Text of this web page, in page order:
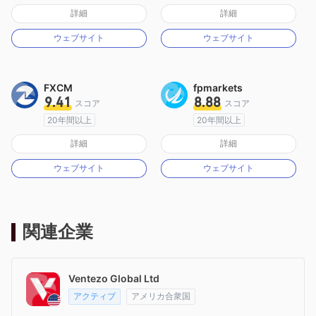
オーストラリア規制
マーケットメイキングライセンス（MM）
MT4フルライセンス
詳細
ウェブサイト
オーストラリア規制
マーケットメイキングライセンス（MM）
cTrader
詳細
ウェブサイト
FXCM
9.41 スコア
20年間以上
オーストラリア規制
マーケットメイキングライセンス（MM）
MT4フルライセンス
詳細
ウェブサイト
fpmarkets
8.88 スコア
20年間以上
オーストラリア規制
マーケットメイキングライセンス（MM）
MT4フルライセンス
詳細
ウェブサイト
関連企業
Ventezo Global Ltd
アクティブ アメリカ合衆国